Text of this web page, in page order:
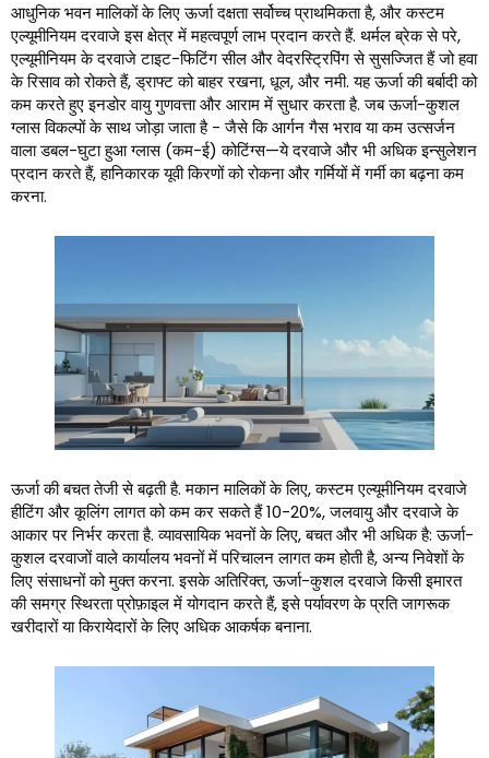
आधुनिक भवन मालिकों के लिए ऊर्जा दक्षता सर्वोच्च प्राथमिकता है, और कस्टम
एल्यूमीनियम दरवाजे इस क्षेत्र में महत्वपूर्ण लाभ प्रदान करते हैं. थर्मल ब्रेक से परे,
एल्यूमीनियम के दरवाजे टाइट-फिटिंग सील और वेदरस्ट्रिपिंग से सुसज्जित हैं जो हवा
के रिसाव को रोकते हैं, ड्राफ्ट को बाहर रखना, धूल, और नमी. यह ऊर्जा की बर्बादी को
कम करते हुए इनडोर वायु गुणवत्ता और आराम में सुधार करता है. जब ऊर्जा-कुशल
ग्लास विकल्पों के साथ जोड़ा जाता है - जैसे कि आर्गन गैस भराव या कम उत्सर्जन
वाला डबल-घुटा हुआ ग्लास (कम-ई) कोटिंग्स—ये दरवाजे और भी अधिक इन्सुलेशन
प्रदान करते हैं, हानिकारक यूवी किरणों को रोकना और गर्मियों में गर्मी का बढ़ना कम
करना.
ऊर्जा की बचत तेजी से बढ़ती है. मकान मालिकों के लिए, कस्टम एल्यूमीनियम दरवाजे
हीटिंग और कूलिंग लागत को कम कर सकते हैं 10-20%, जलवायु और दरवाजे के
आकार पर निर्भर करता है. व्यावसायिक भवनों के लिए, बचत और भी अधिक है: ऊर्जा-
कुशल दरवाजों वाले कार्यालय भवनों में परिचालन लागत कम होती है, अन्य निवेशों के
लिए संसाधनों को मुक्त करना. इसके अतिरिक्त, ऊर्जा-कुशल दरवाजे किसी इमारत
की समग्र स्थिरता प्रोफ़ाइल में योगदान करते हैं, इसे पर्यावरण के प्रति जागरूक
खरीदारों या किरायेदारों के लिए अधिक आकर्षक बनाना.